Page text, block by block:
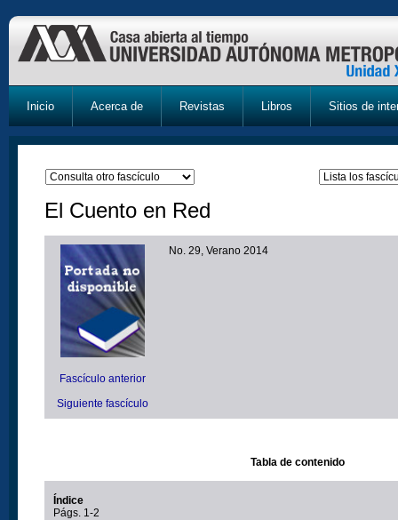
Inicio Acerca de Revistas Libros Sitios de
El Cuento en Red
Fascículo anterior
Siguiente fascículo
No. 29, Verano 2014
Tabla de contenido
Índice
Págs. 1-2